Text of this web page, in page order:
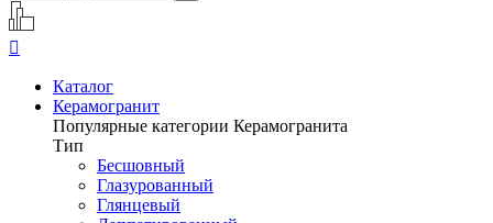

Каталог
Керамогранит
Популярные категории Керамогранита
Тип
Бесшовный
Глазурованный
Глянцевый